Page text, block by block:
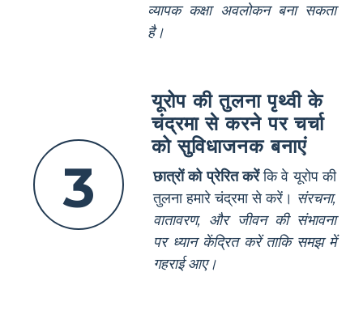
व्यापक कक्षा अवलोकन बना सकता
है।
3
यूरोप की तुलना पृथ्वी के
चंद्रमा से करने पर चर्चा
को सुविधाजनक बनाएं
छात्रों को प्रेरित करेंकि वे यूरोप की
तुलना हमारे चंद्रमा से करें। संरचना,
वातावरण, और जीवन की संभावना
पर ध्यान केंद्रित करें ताकि समझ में
गहराई आए।